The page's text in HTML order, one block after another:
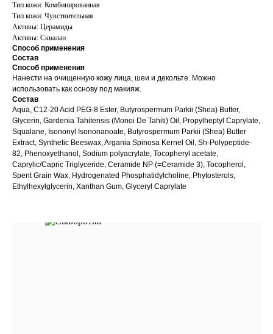
Тип кожи: Комбинированная
Тип кожи: Чувствительная
Активы: Церамиды
Активы: Сквалан
Способ применения
Состав
Способ применения
Нанести на очищенную кожу лица, шеи и декольте. Можно
использовать как основу под макияж.
Состав
Aqua, C12-20 Acid PEG-8 Ester, Butyrospermum Parkii (Shea) Butter,
Glycerin, Gardenia Tahitensis (Monoi De Tahiti) Oil, Propylheptyl Caprylate,
Squalane, Isononyl Isononanoate, Butyrospermum Parkii (Shea) Butter
Extract, Synthetic Beeswax, Argania Spinosa Kernel Oil, Sh-Polypeptide-
82, Phenoxyethanol, Sodium polyacrylate, Tocopheryl acetate,
Caprylic/Capric Triglyceride, Ceramide NP (=Ceramide 3), Tocopherol,
Spent Grain Wax, Hydrogenated Phosphatidylcholine, Phytosterols,
Ethylhexylglycerin, Xanthan Gum, Glyceryl Caprylate